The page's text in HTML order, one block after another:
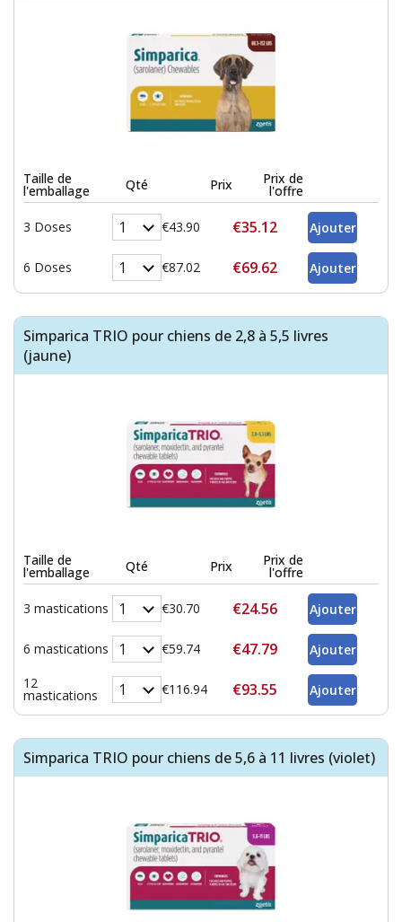
Taille de
l'emballage Qté Prix Prix de
l'offre
3 Doses €43.90 €35.12
6 Doses €87.02 €69.62
Simparica TRIO pour chiens de 2,8 à 5,5 livres
(jaune)
Taille de
l'emballage Qté Prix Prix de
l'offre
3 mastications €30.70 €24.56
6 mastications €59.74 €47.79
12
mastications €116.94 €93.55
Simparica TRIO pour chiens de 5,6 à 11 livres (violet)